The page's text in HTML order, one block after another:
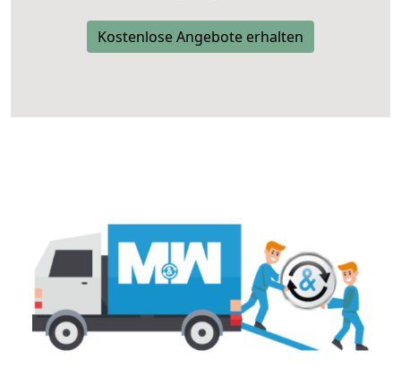
Kostenlose Angebote erhalten